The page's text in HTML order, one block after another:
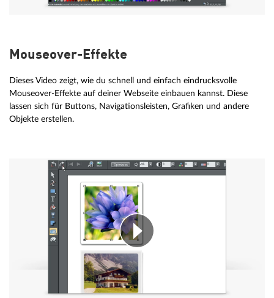
Mouseover-Effekte
Dieses Video zeigt, wie du schnell und einfach eindrucksvolle
Mouseover-Effekte auf deiner Webseite einbauen kannst. Diese
lassen sich für Buttons, Navigationsleisten, Grafiken und andere
Objekte erstellen.